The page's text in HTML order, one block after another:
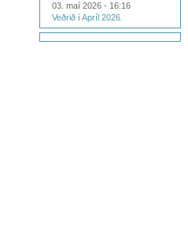
03. maí 2026 - 16:16
Veðrið í Apríl 2026.